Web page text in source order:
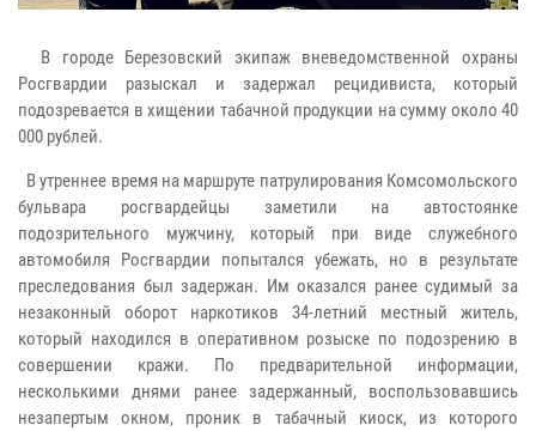
В городе Березовский экипаж вневедомственной охраны
Росгвардии разыскал и задержал рецидивиста, который
подозревается в хищении табачной продукции на сумму около 40
000 рублей.
В утреннее время на маршруте патрулирования Комсомольского
бульвара росгвардейцы заметили на автостоянке
подозрительного мужчину, который при виде служебного
автомобиля Росгвардии попытался убежать, но в результате
преследования был задержан. Им оказался ранее судимый за
незаконный оборот наркотиков 34-летний местный житель,
который находился в оперативном розыске по подозрению в
совершении кражи. По предварительной информации,
несколькими днями ранее задержанный, воспользовавшись
незапертым окном, проник в табачный киоск, из которого